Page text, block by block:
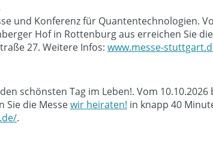
und Konferenz für Quantentechnologien.
Hof in Rottenburg aus erreichen Sie
27. Weitere Infos: www.messe-
schönsten Tag im Leben!. Vom
Sie die Messewir heiraten! in knapp 40
.